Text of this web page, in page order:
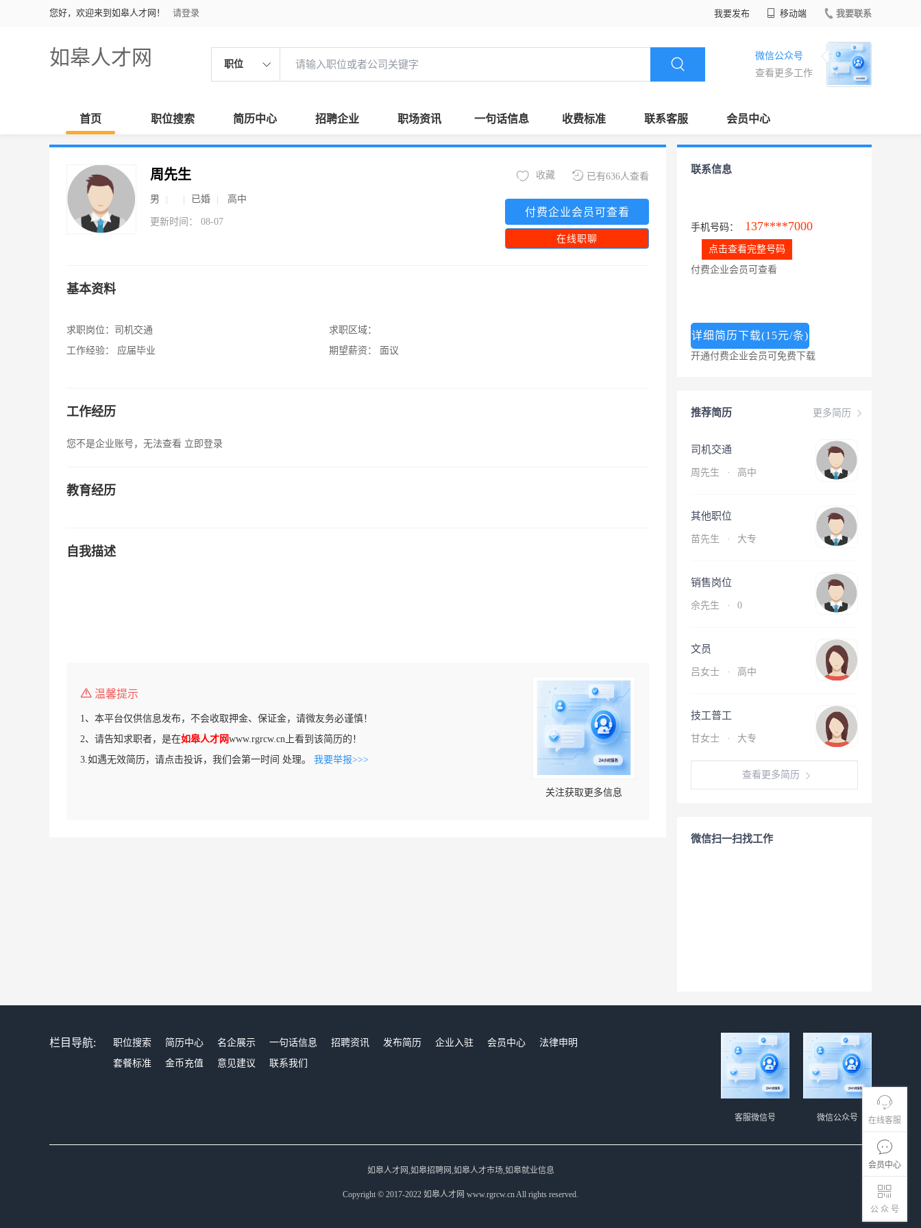
您好，欢迎来到如皋人才网！ 请登录 我要发布 移动端 我要联系
如皋人才网 职位
微信公众号
查看更多工作
首页 职位搜索 简历中心 招聘企业 职场资讯 一句话信息 收费标准 联系客服 会员中心
在线客服
会员中心
公 众 号
周先生
男 已婚 高中
更新时间： 08-07
已有636人查看
收藏
付费企业会员可查看
在线职聊
基本资料
求职岗位： 司机交通
工作经验：
应届毕业
求职区域：
期望薪资：
面议
工作经历
您不是企业账号，无法查看 立即登录
教育经历
自我描述
温馨提示
1、本平台仅供信息发布，不会收取押金、保证金，请微友务必谨慎！
2、请告知求职者，是在如皋人才网www.rgrcw.cn上看到该简历的！
3.如遇无效简历，请点击投诉，我们会第一时间 处理。 我要举报>>>
关注获取更多信息
联系信息
手机号码： 137****7000
点击查看完整号码
付费企业会员可查看
详细简历下载(15元/条)
开通付费企业会员可免费下载
更多简历
推荐简历
司机交通
周先生 · 高中
其他职位
苗先生 · 大专
销售岗位
佘先生 · 0
文员
吕女士 · 高中
技工普工
甘女士 · 大专
查看更多简历
微信扫一扫找工作
栏目导航: 职位搜索 简历中心 名企展示 一句话信息 招聘资讯 发布简历 企业入驻 会员中心
法律申明
套餐标准
金币充值 意见建议 联系我们
微信公众号
客服微信号
如皋人才网,如皋招聘网,如皋人才市场,如皋就业信息
Copyright © 2017-2022 如皋人才网 www.rgrcw.cn All rights reserved.